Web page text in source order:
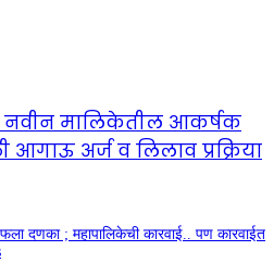
नवीन मालिकेतील आकर्षक
आगाऊ अर्ज व लिलाव प्रक्रिया
दणका ; महापालिकेची कारवाई.. पण कारवाईत